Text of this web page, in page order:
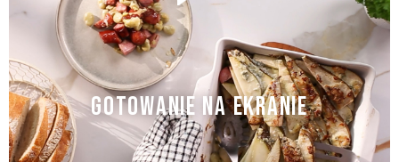
GOTOWANIE NA EKRANIE